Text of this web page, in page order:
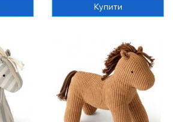
Купити